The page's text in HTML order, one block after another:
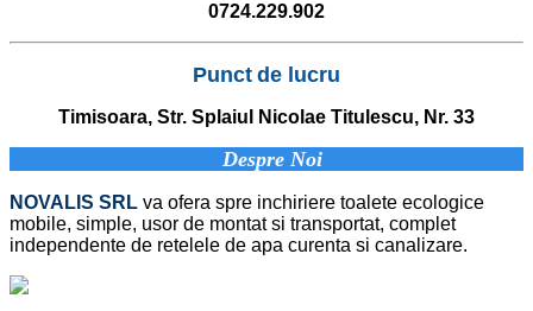
0724.229.902
Punct de lucru
Timisoara, Str. Splaiul Nicolae Titulescu, Nr. 33
Despre Noi
NOVALIS SRL va ofera spre inchiriere toalete ecologice
mobile, simple, usor de montat si transportat, complet
independente de retelele de apa curenta si canalizare.